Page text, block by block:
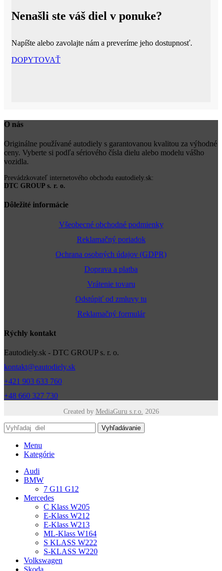
ZADNÝ
Nenašli ste váš diel v ponuke?
Napíšte alebo zavolajte nám a preveríme jeho dostupnosť.
DOPYTOVAŤ
O nás
Originálne používané autodiely s garantovanou kvalitou za výhodné
ceny. Vyberte si podľa sériového čísla dielu alebo modelu vášho
vozidla.
Prevádzkovateľ internetového obchodu eautodiely.sk:
DTC GROUP s. r. o.
Dôležité informácie
Všeobecné obchodné podmienky
Reklamačný poriadok
Ochrana osobných údajov (GDPR)
Doprava a platba
Vrátenie tovaru
Odstúpiť od zmluvy tu
Reklamačný formulár
Rýchly kontakt
Eautodiely.sk - DTC GROUP s. r. o.
kontakt@eautodiely.sk
+421 903 633 760
+48 660 327 730
Created by MediaGuru s.r.o. 2026
Vyhľadávanie
Menu
Kategórie
Audi
BMW
7 G11 G12
Mercedes
C Klass W205
E-Klass W212
E-Klass W213
ML-Klass W164
S KLASS W222
S-KLASS W220
Volkswagen